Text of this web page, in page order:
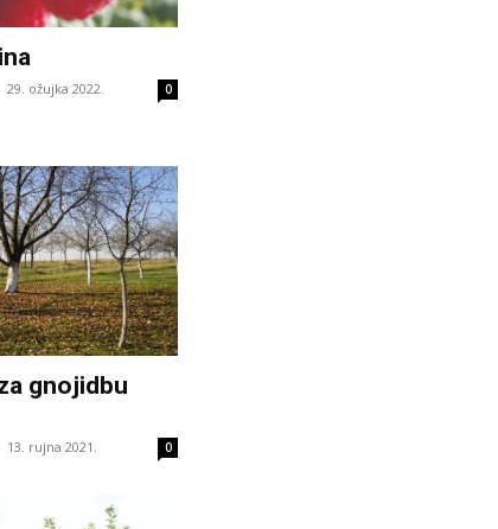
29. ožujka 2022. 0
gnojidbu
13. rujna 2021. 0